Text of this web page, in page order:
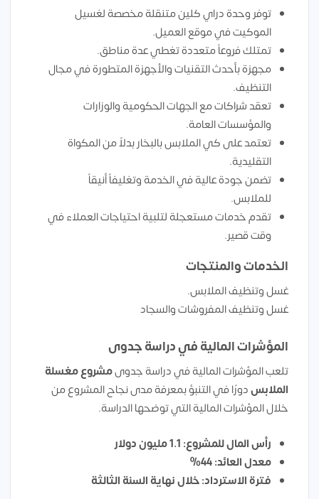
توفر وحدة دراي كلين متنقلة مخصصة لغسيل
الموكيت في موقع العميل.
تمتلك فروعاً متعددة تغطي عدة مناطق.
مجهزة بأحدث التقنيات والأجهزة المتطورة في مجال
التنظيف.
تعقد شراكات مع الجهات الحكومية والوزارات
والمؤسسات العامة.
تعتمد على كي الملابس بالبخار بدلاً من المكواة
التقليدية.
تضمن جودة عالية في الخدمة وتغليفاً أنيقاً
للملابس.
تقدم خدمات مستعجلة لتلبية احتياجات العملاء في
وقت قصير.
الخدمات والمنتجات
غسل وتنظيف الملابس.
غسل وتنظيف المفروشات والسجاد
المؤشرات المالية في دراسة جدوى
تلعب المؤشرات المالية في دراسة جدوىمشروعمغسلة
الملابسدورًا في التنبؤ بمعرفة مدى نجاح المشروع من
خلال المؤشرات المالية التي توضحها الدراسة.
رأس المال للمشروع: 1.1 مليون دولار
معدل العائد: 44%
فترة الاسترداد: خلال نهاية السنة الثالثة